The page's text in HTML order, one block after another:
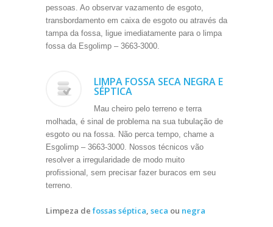
pessoas. Ao observar vazamento de esgoto,
transbordamento em caixa de esgoto ou através da
tampa da fossa, ligue imediatamente para o limpa
fossa da Esgolimp – 3663-3000.
LIMPA FOSSA SECA NEGRA E
SÉPTICA
Mau cheiro pelo terreno e terra
molhada, é sinal de problema na sua tubulação de
esgoto ou na fossa. Não perca tempo, chame a
Esgolimp – 3663-3000. Nossos técnicos vão
resolver a irregularidade de modo muito
profissional, sem precisar fazer buracos em seu
terreno.
Limpeza de fossas séptica, seca ou negra